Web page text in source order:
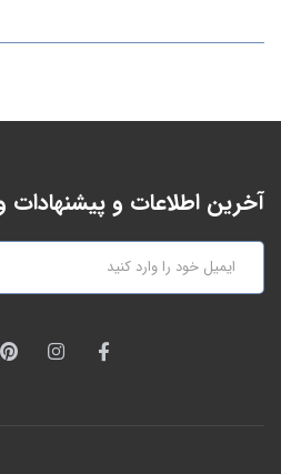
آخرین اطلاعات و پیشنهادات